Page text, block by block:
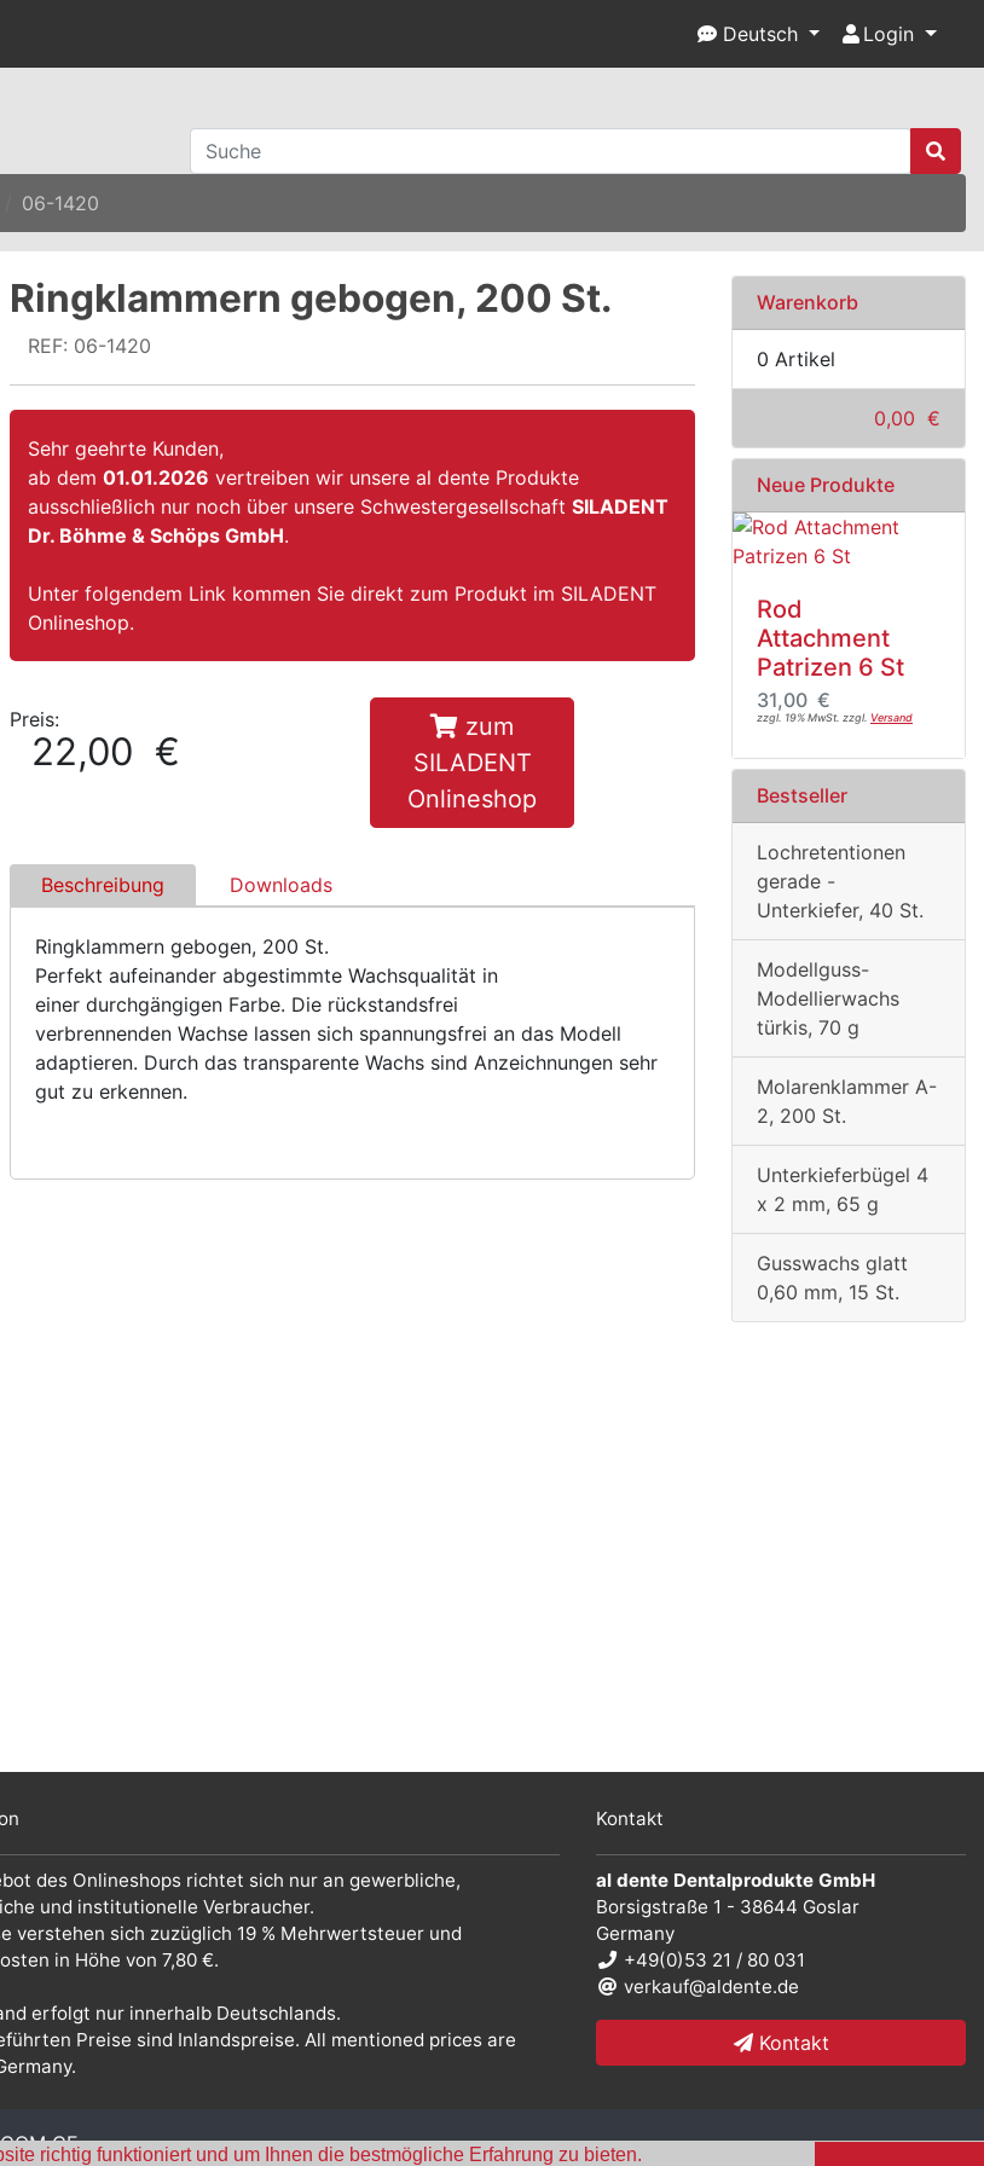
richtig funktioniert und um Ihnen die bestmögliche Erfahrung zu bieten.
Deutsch Login
06-1420
Ringklammern gebogen, 200 St.
REF: 06-1420
Sehr geehrte Kunden,
ab dem 01.01.2026 vertreiben wir unsere al dente Produkte
ausschließlich nur noch über unsere Schwestergesellschaft SILADENT
Dr. Böhme & Schöps GmbH.
Unter folgendem Link kommen Sie direkt zum Produkt im SILADENT
Onlineshop.
Preis:
22,00 €
zum
SILADENT
Onlineshop
Beschreibung Downloads
Ringklammern gebogen, 200 St.
Perfekt aufeinander abgestimmte Wachsqualität in
einer durchgängigen Farbe. Die rückstandsfrei
verbrennenden Wachse lassen sich spannungsfrei an das Modell
adaptieren. Durch das transparente Wachs sind Anzeichnungen sehr
gut zu erkennen.
Warenkorb
0 Artikel
0,00 €
Neue Produkte
Rod
Attachment
Patrizen 6 St
31,00 €
zzgl. 19% MwSt. zzgl. Versand
Bestseller
Lochretentionen
gerade -
Unterkiefer, 40 St.
Modellguss-
Modellierwachs
türkis, 70 g
Molarenklammer A-
2, 200 St.
Unterkieferbügel 4
x 2 mm, 65 g
Gusswachs glatt
0,60 mm, 15 St.
des Onlineshops richtet sich nur an gewerbliche,
und institutionelle Verbraucher.
verstehen sich zuzüglich 19 % Mehrwertsteuer und
in Höhe von 7,80 €.
erfolgt nur innerhalb Deutschlands.
Preise sind Inlandspreise. All mentioned prices are
Kontakt
al dente Dentalprodukte GmbH
Borsigstraße 1 - 38644 Goslar
Germany
+49(0)53 21 / 80 031
verkauf@aldente.de
Kontakt
CE